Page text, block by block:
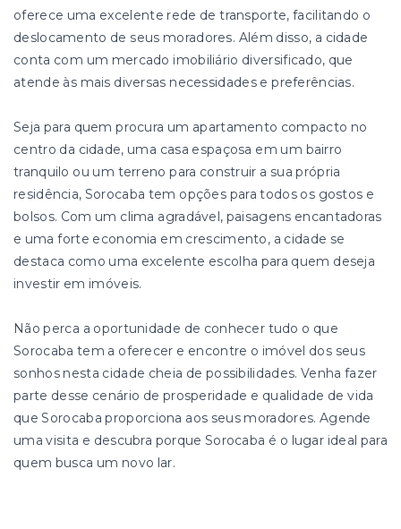
oferece uma excelente rede de transporte, facilitando o
deslocamento de seus moradores. Além disso, a cidade
conta com um mercado imobiliário diversificado, que
atende às mais diversas necessidades e preferências.
Seja para quem procura um apartamento compacto no
centro da cidade, uma casa espaçosa em um bairro
tranquilo ou um terreno para construir a sua própria
residência, Sorocaba tem opções para todos os gostos e
bolsos. Com um clima agradável, paisagens encantadoras
e uma forte economia em crescimento, a cidade se
destaca como uma excelente escolha para quem deseja
investir em imóveis.
Não perca a oportunidade de conhecer tudo o que
Sorocaba tem a oferecer e encontre o imóvel dos seus
sonhos nesta cidade cheia de possibilidades. Venha fazer
parte desse cenário de prosperidade e qualidade de vida
que Sorocaba proporciona aos seus moradores. Agende
uma visita e descubra porque Sorocaba é o lugar ideal para
quem busca um novo lar.